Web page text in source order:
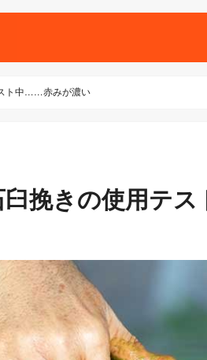
ト中……赤みが濃い
挽きの使用テス